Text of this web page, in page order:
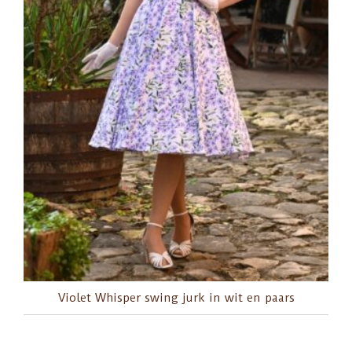
Violet Whisper swing jurk in wit en paars